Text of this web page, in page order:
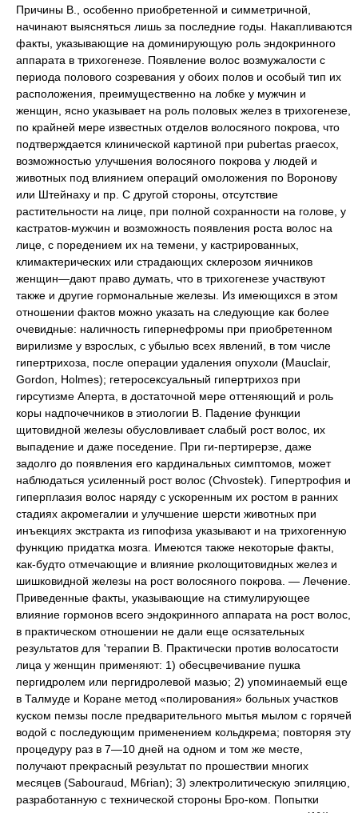
Причины В., особенно приобретенной и симметричной,
начинают выясняться лишь за последние годы. Накапливаются
факты, указывающие на доминирующую роль эндокринного
аппарата в трихогенезе. Появление волос возмужалости с
периода полового созревания у обоих полов и особый тип их
расположения, преимущественно на лобке у мужчин и
женщин, ясно указывает на роль половых желез в трихогенезе,
по крайней мере известных отделов волосяного покрова, что
подтверждается клинической картиной при pubertas praecox,
возможностью улучшения волосяного покрова у людей и
животных под влиянием операций омоложения по Воронову
или Штейнаху и пр. С другой стороны, отсутствие
растительности на лице, при полной сохранности на голове, у
кастратов-мужчин и возможность появления роста волос на
лице, с поредением их на темени, у кастрированных,
климактерических или страдающих склерозом яичников
женщин—дают право думать, что в трихогенезе участвуют
также и другие гормональные железы. Из имеющихся в этом
отношении фактов можно указать на следующие как более
очевидные: наличность гипернефромы при приобретенном
вирилизме у взрослых, с убылью всех явлений, в том числе
гипертрихоза, после операции удаления опухоли (Mauclair,
Gordon, Holmes); гетеросексуальный гипертрихоз при
гирсутизме Аперта, в достаточной мере оттеняющий и роль
коры надпочечников в этиологии В. Падение функции
щитовидной железы обусловливает слабый рост волос, их
выпадение и даже поседение. При ги-пертирерзе, даже
задолго до появления его кардинальных симптомов, может
наблюдаться усиленный рост волос (Chvostek). Гипертрофия и
гиперплазия волос наряду с ускоренным их ростом в ранних
стадиях акромегалии и улучшение шерсти животных при
инъекциях экстракта из гипофиза указывают и на трихогенную
функцию придатка мозга. Имеются также некоторые факты,
как-будто отмечающие и влияние рколощитовидных желез и
шишковидной железы на рост волосяного покрова. — Лечение.
Приведенные факты, указывающие на стимулирующее
влияние гормонов всего эндокринного аппарата на рост волос,
в практическом отношении не дали еще осязательных
результатов для 'терапии В. Практически против волосатости
лица у женщин применяют: 1) обесцвечивание пушка
пергидролем или пергидролевой мазью; 2) упоминаемый еще
в Талмуде и Коране метод «полирования» больных участков
куском пемзы после предварительного мытья мылом с горячей
водой с последующим применением кольдкрема; повторяя эту
процедуру раз в 7—10 дней на одном и том же месте,
получают прекрасный результат по прошествии многих
месяцев (Sabouraud, M6rian); 3) электролитическую эпиляцию,
разработанную с технической стороны Бро-ком. Попытки